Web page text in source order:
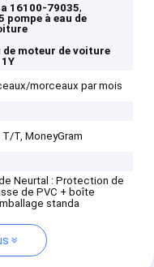
16100-79035,
pompe à eau de
de moteur de voiture
morceaux par mois
T/T, MoneyGram
Neurtal : Protection de
de PVC + boîte
standa